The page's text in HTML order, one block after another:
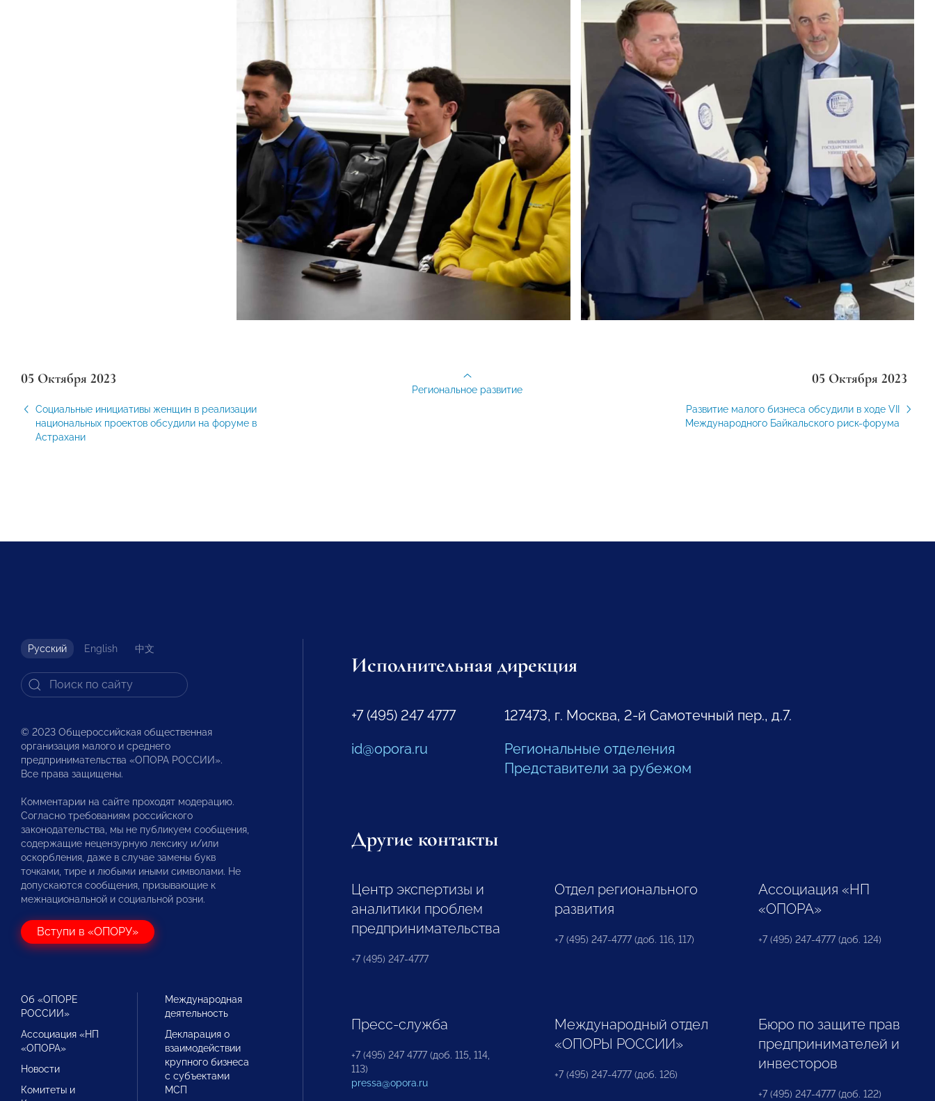
05 Октября 2023
Социальные инициативы женщин в реализации
национальных проектов обсудили на форуме в
Астрахани
05 Октября 2023
Развитие малого бизнеса обсудили в ходе VII
Международного Байкальского риск-форума
Региональное развитие
Русский English 中文
© 2023 Общероссийская общественная
организация малого и среднего
предпринимательства «ОПОРА РОССИИ».
Все права защищены.
Комментарии на сайте проходят модерацию.
Согласно требованиям российского
законодательства, мы не публикуем сообщения,
содержащие нецензурную лексику и/или
оскорбления, даже в случае замены букв
точками, тире и любыми иными символами. Не
допускаются сообщения, призывающие к
межнациональной и социальной розни.
Вступи в «ОПОРУ»
Об «ОПОРЕ
РОССИИ»
Ассоциация «НП
«ОПОРА»
Новости
Комитеты и
Международная
деятельность
Декларация о
взаимодействии
крупного бизнеса
с субъектами
МСП
Исполнительная дирекция
+7 (495) 247 4777
id@opora.ru
127473, г. Москва, 2-й Самотечный пер., д.7.
Региональные отделения
Представители за рубежом
Другие контакты
Центр экспертизы и
аналитики проблем
предпринимательства
+7 (495) 247-4777
Отдел регионального
развития
+7 (495) 247-4777 (доб. 116, 117)
Ассоциация «НП
«ОПОРА»
+7 (495) 247-4777 (доб. 124)
Пресс-служба
+7 (495) 247 4777 (доб. 115, 114,
113)
pressa@opora.ru
Международный отдел
«ОПОРЫ РОССИИ»
+7 (495) 247-4777 (доб. 126)
Бюро по защите прав
предпринимателей и
инвесторов
+7 (495) 247-4777 (доб. 122)